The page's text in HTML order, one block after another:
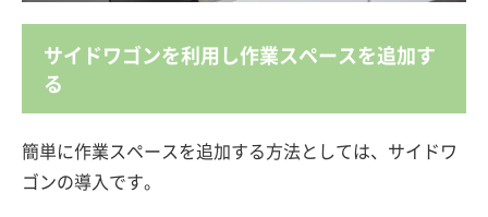
サイドワゴンを利用し作業スペースを追加す
る
簡単に作業スペースを追加する方法としては、サイドワ
ゴンの導入です。